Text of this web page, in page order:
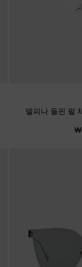
델피나 돌핀 펄